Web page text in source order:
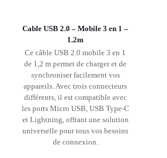
Cable USB 2.0 – Mobile 3 en 1 –
1.2m
Ce câble USB 2.0 mobile 3 en 1
de 1,2 m permet de charger et de
synchroniser facilement vos
appareils. Avec trois connecteurs
différents, il est compatible avec
les ports Micro USB, USB Type-C
et Lightning, offrant une solution
universelle pour tous vos besoins
de connexion.